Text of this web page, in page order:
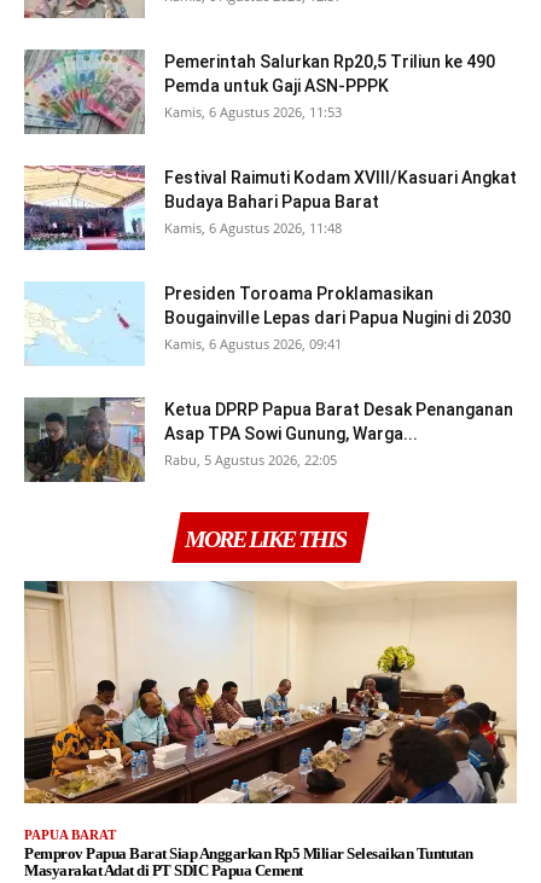
Pemerintah Salurkan Rp20,5 Triliun ke 490
Pemda untuk Gaji ASN-PPPK
Kamis, 6 Agustus 2026, 11:53
Festival Raimuti Kodam XVIII/Kasuari Angkat
Budaya Bahari Papua Barat
Kamis, 6 Agustus 2026, 11:48
Presiden Toroama Proklamasikan
Bougainville Lepas dari Papua Nugini di 2030
Kamis, 6 Agustus 2026, 09:41
Ketua DPRP Papua Barat Desak Penanganan
Asap TPA Sowi Gunung, Warga...
Rabu, 5 Agustus 2026, 22:05
MORE LIKE THIS
PAPUA BARAT
Pemprov Papua Barat Siap Anggarkan Rp5 Miliar Selesaikan Tuntutan
Masyarakat Adat di PT SDIC Papua Cement